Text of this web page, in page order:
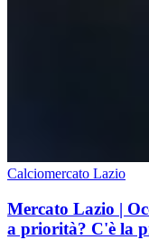
Calciomercato Lazio
Mercato Lazio |
a priorità? C'è la